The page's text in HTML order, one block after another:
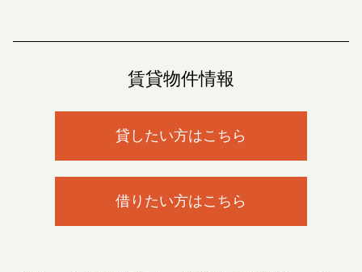
賃貸物件情報
貸したい方はこちら
借りたい方はこちら